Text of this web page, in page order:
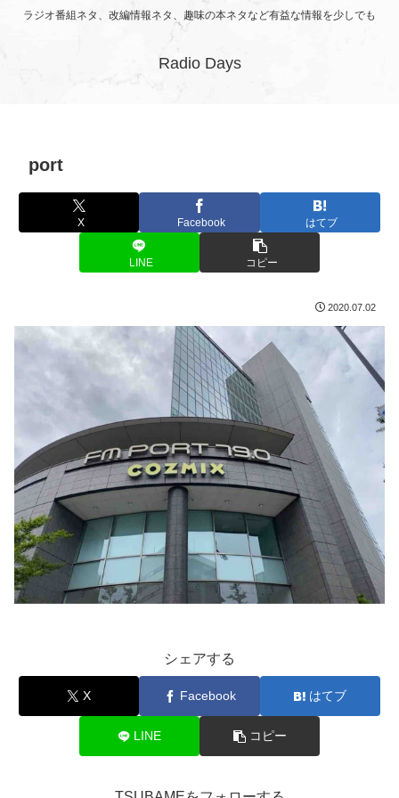
ラジオ番組ネタ、改編情報ネタ、趣味の本ネタなど有益な情報を少しでも
Radio Days
port
X Facebook はてブ
LINE コピー
2020.07.02
シェアする
X Facebook はてブ
LINE コピー